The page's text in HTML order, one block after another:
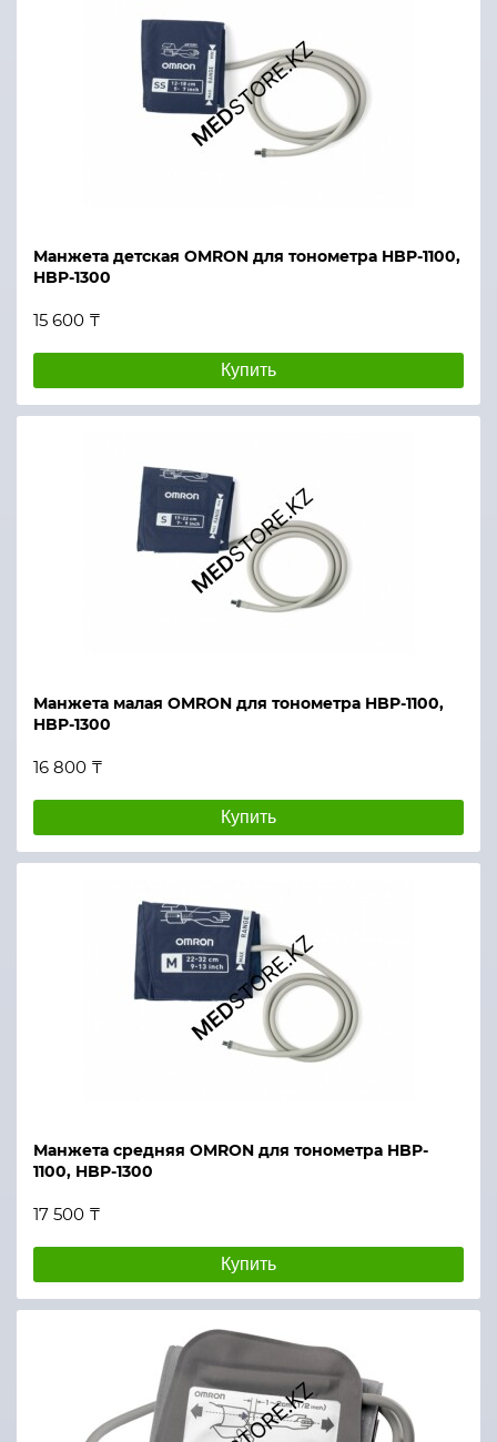
Манжета детская OMRON для тонометра HBP-1100,
HBP-1300
15 600 ₸
Купить
Манжета малая OMRON для тонометра HBP-1100,
HBP-1300
16 800 ₸
Купить
Манжета средняя OMRON для тонометра HBP-
1100, HBP-1300
17 500 ₸
Купить